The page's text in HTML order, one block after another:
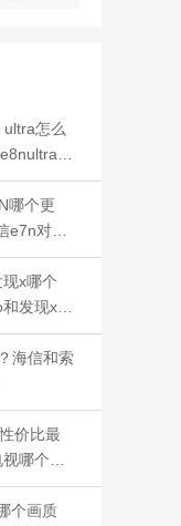
怎么
区
哪个更
e7n对比
x哪个
发现x应
海信和索
价比最
哪个质
个画质